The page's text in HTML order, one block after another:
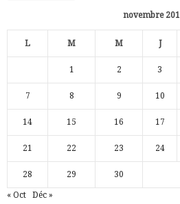
novembre
L M M J
1 2 3
7 8 9 10
14 15 16 17
21 22 23 24
28 29 30
« Oct Déc »